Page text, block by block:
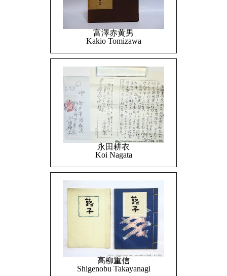
富澤赤黄男
Kakio Tomizawa
永田耕衣
Koi Nagata
高柳重信
Shigenobu Takayanagi